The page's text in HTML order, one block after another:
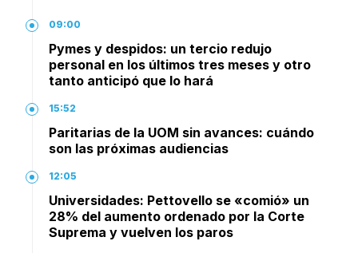
09:00
Pymes y despidos: un tercio redujo
personal en los últimos tres meses y otro
tanto anticipó que lo hará
15:52
Paritarias de la UOM sin avances: cuándo
son las próximas audiencias
12:05
Universidades: Pettovello se «comió» un
28% del aumento ordenado por la Corte
Suprema y vuelven los paros